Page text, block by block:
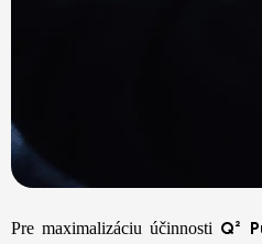
Pre maximalizáciu účinnosti Q²